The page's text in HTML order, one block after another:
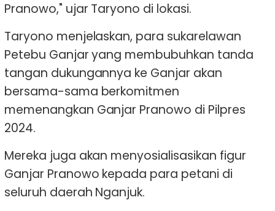
Pranowo," ujar Taryono di lokasi.
Taryono menjelaskan, para sukarelawan
Petebu Ganjar yang membubuhkan tanda
tangan dukungannya ke Ganjar akan
bersama-sama berkomitmen
memenangkan Ganjar Pranowo di Pilpres
2024.
Mereka juga akan menyosialisasikan figur
Ganjar Pranowo kepada para petani di
seluruh daerah Nganjuk.